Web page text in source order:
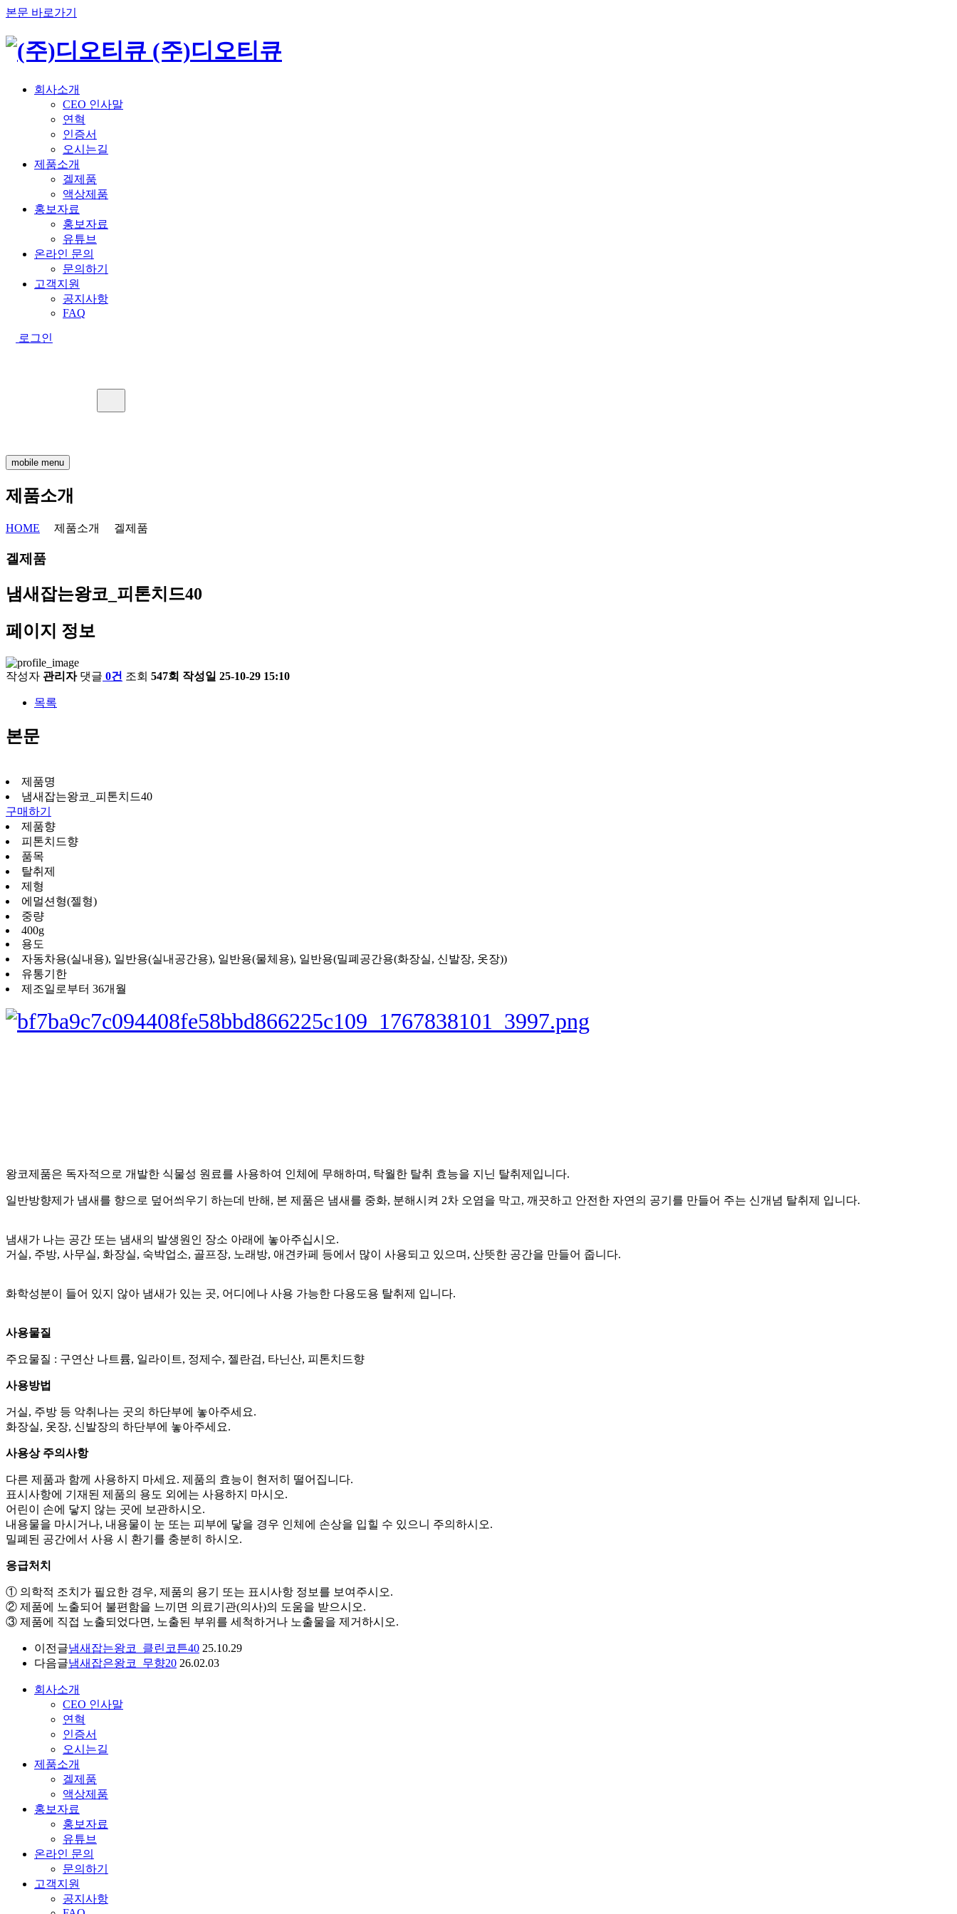
본문 바로가기
(주)디오티큐
회사소개
CEO 인사말
연혁
인증서
오시는길
제품소개
겔제품
액상제품
홍보자료
홍보자료
유튜브
온라인 문의
문의하기
고객지원
공지사항
FAQ
로그인
mobile menu
제품소개
HOME 제품소개 겔제품
겔제품
냄새잡는왕코_피톤치드40
페이지 정보
작성자 관리자 댓글 0건 조회 547회 작성일 25-10-29 15:10
목록
본문
제품명
냄새잡는왕코_피톤치드40
구매하기
제품향
피톤치드향
품목
탈취제
제형
에멀션형(젤형)
중량
400g
용도
자동차용(실내용), 일반용(실내공간용), 일반용(물체용), 일반용(밀폐공간용(화장실, 신발장, 옷장))
유통기한
제조일로부터 36개월
왕코제품은 독자적으로 개발한 식물성 원료를 사용하여 인체에 무해하며, 탁월한 탈취 효능을 지닌 탈취제입니다.
일반방향제가 냄새를 향으로 덮어씌우기 하는데 반해, 본 제품은 냄새를 중화, 분해시켜 2차 오염을 막고, 깨끗하고 안전한 자연의 공기를 만들어 주는 신개념 탈취제 입니다.
냄새가 나는 공간 또는 냄새의 발생원인 장소 아래에 놓아주십시오.
거실, 주방, 사무실, 화장실, 숙박업소, 골프장, 노래방, 애견카페 등에서 많이 사용되고 있으며, 산뜻한 공간을 만들어 줍니다.
화학성분이 들어 있지 않아 냄새가 있는 곳, 어디에나 사용 가능한 다용도용 탈취제 입니다.
사용물질
주요물질 : 구연산 나트륨, 일라이트, 정제수, 젤란검, 타닌산, 피톤치드향
사용방법
거실, 주방 등 악취나는 곳의 하단부에 놓아주세요.
화장실, 옷장, 신발장의 하단부에 놓아주세요.
사용상 주의사항
다른 제품과 함께 사용하지 마세요. 제품의 효능이 현저히 떨어집니다.
표시사항에 기재된 제품의 용도 외에는 사용하지 마시오.
어린이 손에 닿지 않는 곳에 보관하시오.
내용물을 마시거나, 내용물이 눈 또는 피부에 닿을 경우 인체에 손상을 입힐 수 있으니 주의하시오.
밀폐된 공간에서 사용 시 환기를 충분히 하시오.
응급처치
① 의학적 조치가 필요한 경우, 제품의 용기 또는 표시사항 정보를 보여주시오.
② 제품에 노출되어 불편함을 느끼면 의료기관(의사)의 도움을 받으시오.
③ 제품에 직접 노출되었다면, 노출된 부위를 세척하거나 노출물을 제거하시오.
이전글냄새잡는왕코_클린코튼40 25.10.29
다음글냄새잡은왕코_무향20 26.02.03
회사소개
CEO 인사말
연혁
인증서
오시는길
제품소개
겔제품
액상제품
홍보자료
홍보자료
유튜브
온라인 문의
문의하기
고객지원
공지사항